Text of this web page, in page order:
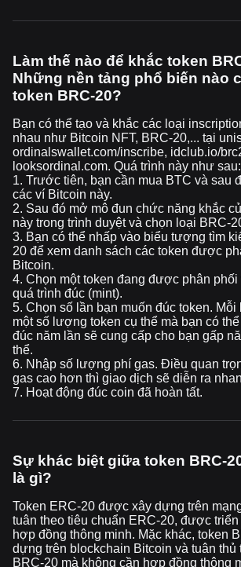
Làm thế nào để khắc token
Những nền tảng phổ biến nào
token BRC-20?
Bạn có thể tạo và khắc các loại
nhau như Bitcoin NFT, BRC-20,... tại
ordinalswallet.com/inscribe, idclub.io/
looksordinal.com. Quá trình này như sau:
1. Trước tiên, bạn cần mua BTC và sau
các ví Bitcoin này.
2. Sau đó mở mô đun chức năng khắc
này trong trình duyệt và chọn loại BRC-
3. Bạn có thể nhấp vào biểu tượng tìm
20 để xem danh sách các token được
Bitcoin.
4. Chọn một token đang được phân phối
quá trình đúc (mint).
5. Chọn số lần bạn muốn đúc token. Mỗi
một số lượng token cụ thể mà bạn có
đúc năm lần sẽ cung cấp cho bạn gấp
thể.
6. Nhập số lượng phí gas. Điều quan
gas cao hơn thì giao dịch sẽ diễn ra
7. Hoạt động đúc coin đã hoàn tất.
Sự khác biệt giữa token BRC-
là gì?
Token ERC-20 được xây dựng trên
tuân theo tiêu chuẩn ERC-20, được
hợp đồng thông minh. Mặc khác, token
dựng trên blockchain Bitcoin và tuân thủ
BRC-20 mà không cần hợp đồng thông